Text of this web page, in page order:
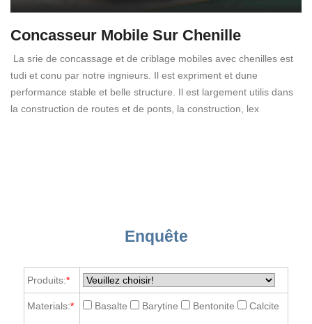
Concasseur Mobile Sur Chenille
La srie de concassage et de criblage mobiles avec chenilles est
tudi et conu par notre ingnieurs. Il est expriment et dune
performance stable et belle structure. Il est largement utilis dans
la construction de routes et de ponts, la construction, lex
Enquête
Produits:*
Materials:* Basalte Barytine Bentonite Calcite